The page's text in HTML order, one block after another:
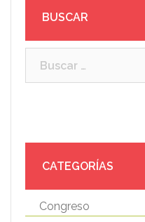
BUSCAR
CATEGORÍAS
Congreso